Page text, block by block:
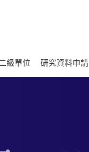
級單位 研究資料申請